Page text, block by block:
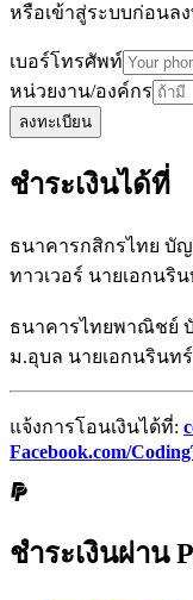
หรือเข้าสู่ระบบก่อนล
เบอร์โทรศัพท์
หน่วยงาน/องค์กร
ลงทะเบียน
ชำระเงินได้ที่
ธนาคารกสิกรไทย บั
ทาวเวอร์ นายเอกนริ
ธนาคารไทยพาณิชย์
ม.อุบล นายเอกนรินท
แจ้งการโอนเงินได้ที่:
Facebook.com/
ชำระเงินผ่าน